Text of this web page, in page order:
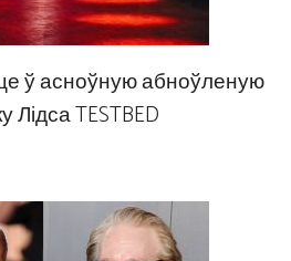
ў асноўную абноўленую
TESTBED